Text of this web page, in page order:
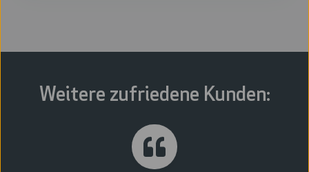
Destinationen Mittel- und Osteuropas.
www.viennaairport.com
Weitere zufriedene Kunden: